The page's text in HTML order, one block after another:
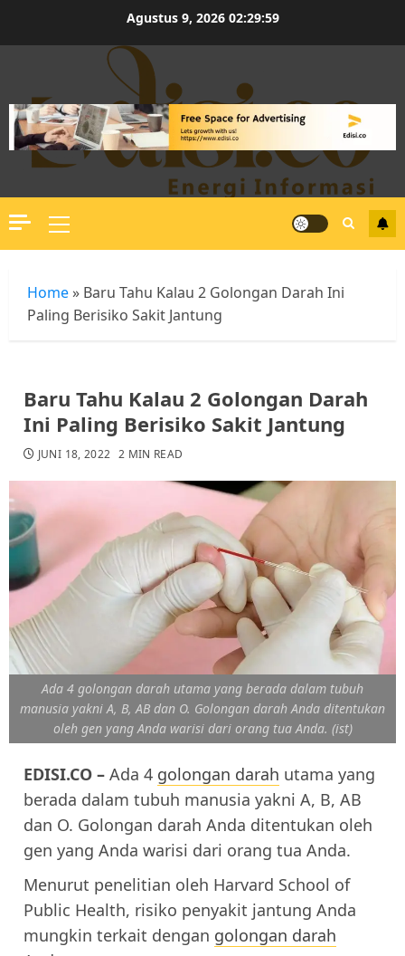
Agustus 9, 2026 02:30:00
Primary
Menu
Home » Baru Tahu Kalau 2 Golongan Darah Ini
Paling Berisiko Sakit Jantung
Baru Tahu Kalau 2 Golongan Darah
Ini Paling Berisiko Sakit Jantung
JUNI 18, 2022 2 MIN READ
Ada 4 golongan darah utama yang berada dalam tubuh
manusia yakni A, B, AB dan O. Golongan darah Anda ditentukan
oleh gen yang Anda warisi dari orang tua Anda. (ist)
EDISI.CO – Ada 4 golongan darah utama yang
berada dalam tubuh manusia yakni A, B, AB
dan O. Golongan darah Anda ditentukan oleh
gen yang Anda warisi dari orang tua Anda.
Menurut penelitian oleh Harvard School of
Public Health, risiko penyakit jantung Anda
mungkin terkait dengan golongan darah